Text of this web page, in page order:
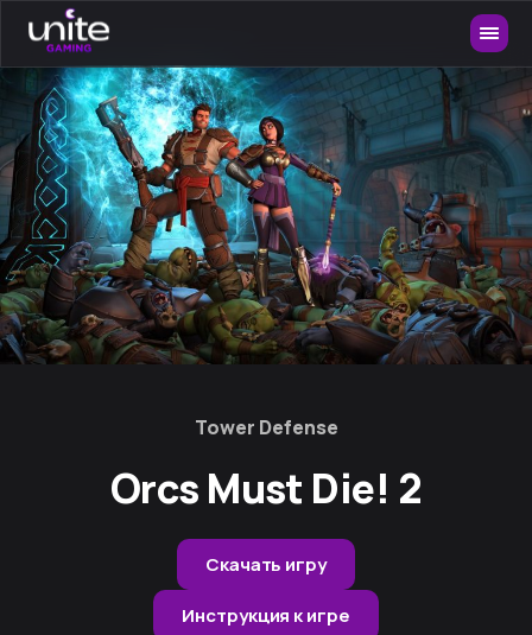
Tower Defense
Orcs Must Die! 2
Скачать игру
Инструкция к игре